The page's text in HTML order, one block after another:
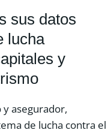
sus datos
lucha
y
asegurador,
de lucha contra el